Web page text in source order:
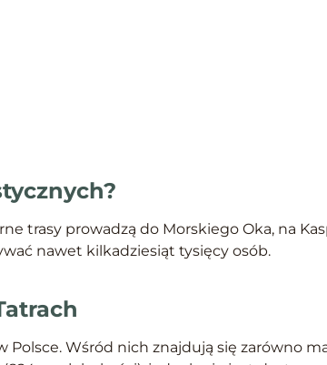
trasy prowadzą do Morskiego Oka, na
nawet kilkadziesiąt tysięcy osób.
Wśród nich znajdują się zarówno